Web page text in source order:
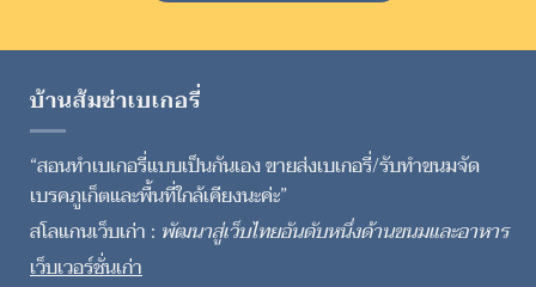
บ้านส้มซ่าเบเกอรี่
“สอนทำเบเกอรี่แบบเป็นกันเอง ขายส่งเบเกอรี่/รับทำขนมจัด
เบรคภูเก็ตและพื้นที่ใกล้เคียงนะค่ะ”
สโลแกนเว็บเก่า : พัฒนาสู่เว็บไทยอันดับหนึ่งด้านขนมและอาหาร
เว็บเวอร์ชั่นเก่า